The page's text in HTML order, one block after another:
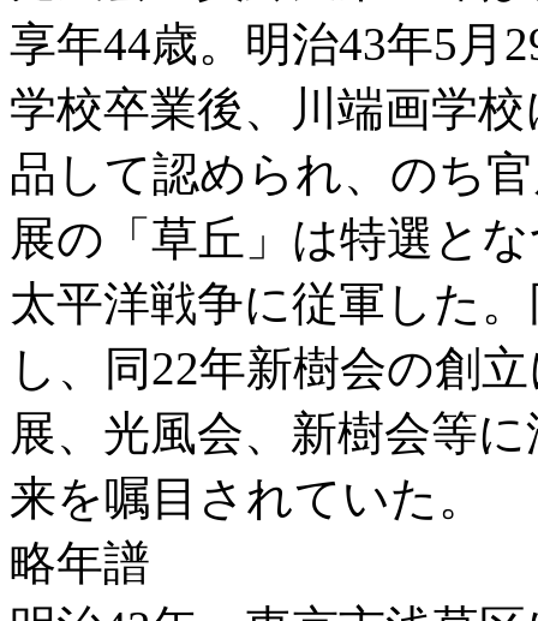
享年44歳。明治43年5月
学校卒業後、川端画学
品して認められ、のち
展の「草丘」は特選と
太平洋戦争に従軍した
し、同22年新樹会の創
展、光風会、新樹会等
来を嘱目されていた。
略年譜